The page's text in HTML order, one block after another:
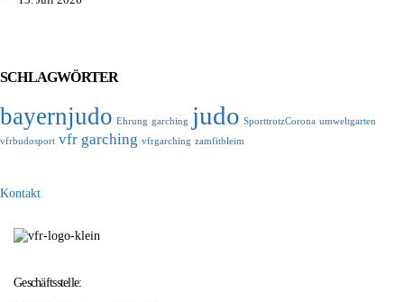
SCHLAGWÖRTER
bayernjudo Ehrung garching judo SporttrotzCorona umweltgarten
vfrbudosport vfr garching vfrgarching zamfitbleim
Kontakt
Geschäftsstelle: